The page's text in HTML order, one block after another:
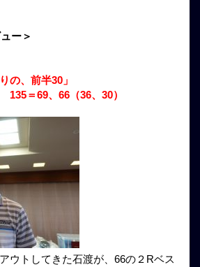
ー＞
の、前半30」
＝69、66（36、30）
ウトしてきた石渡が、66の２Rベス